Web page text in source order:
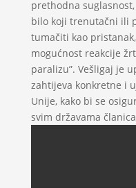
prethodna
bilo koji trenutačni ili
tumačiti kao
mogućnost reakcije
paralizu”. Vešligaj je
zahtijeva konkretne i
Unije, kako bi se
svim državama